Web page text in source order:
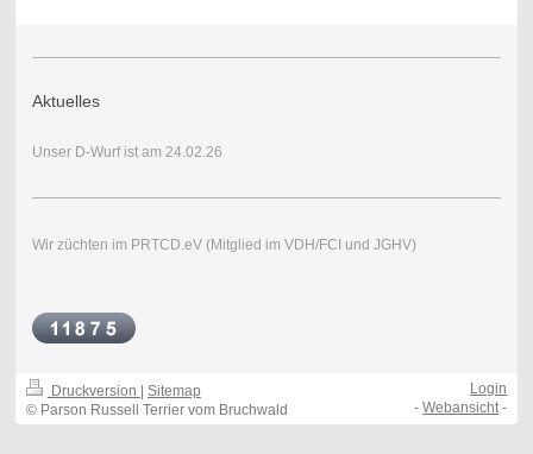
Aktuelles
Unser D-Wurf ist am 24.02.26
Wir züchten im PRTCD.eV (Mitglied im VDH/FCI und JGHV)
Druckversion | Sitemap
© Parson Russell Terrier vom Bruchwald
Login
-Webansicht -